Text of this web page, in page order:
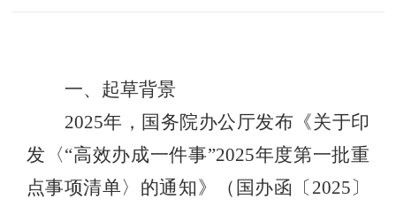
一、起草背景
2025年，国务院办公厅发布《关于印
发〈“高效办成一件事”2025年度第一批重
点事项清单〉的通知》（国办函〔 2025〕